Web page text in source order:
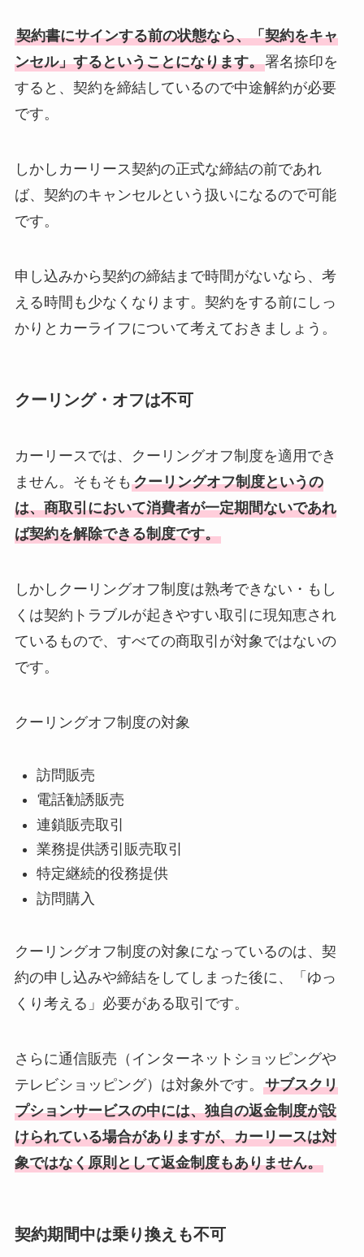
契約書にサインする前の状態なら、「契約をキャ
ンセル」するということになります。署名捺印を
すると、契約を締結しているので中途解約が必要
です。
しかしカーリース契約の正式な締結の前であれ
ば、契約のキャンセルという扱いになるので可能
です。
申し込みから契約の締結まで時間がないなら、考
える時間も少なくなります。契約をする前にしっ
かりとカーライフについて考えておきましょう。
クーリング・オフは不可
カーリースでは、クーリングオフ制度を適用でき
ません。そもそも クーリングオフ制度というの
は、商取引において消費者が一定期間ないであれ
ば契約を解除できる制度です。
しかしクーリングオフ制度は熟考できない・もし
くは契約トラブルが起きやすい取引に現知恵され
ているもので、すべての商取引が対象ではないの
です。
クーリングオフ制度の対象
訪問販売
電話勧誘販売
連鎖販売取引
業務提供誘引販売取引
特定継続的役務提供
訪問購入
クーリングオフ制度の対象になっているのは、契
約の申し込みや締結をしてしまった後に、「ゆっ
くり考える」必要がある取引です。
さらに通信販売（インターネットショッピングや
テレビショッピング）は対象外です。 サブスクリ
プションサービスの中には、独自の返金制度が設
けられている場合がありますが、カーリースは対
象ではなく原則として返金制度もありません。
契約期間中は乗り換えも不可